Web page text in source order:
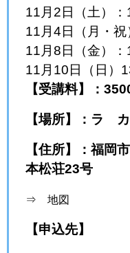
11月2日（土）
11月4日（月・
11月8日（金）
11月10日（日）
【受講料】：
【場所】：ラ
【住所】：福岡
本松荘23号
⇒ 地図
【申込先】